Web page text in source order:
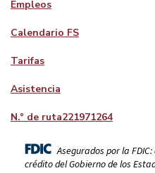
Empleos
Calendario FS
Tarifas
Asistencia
N.° de ruta221971264
Asegurados por la
crédito del Gobierno de los